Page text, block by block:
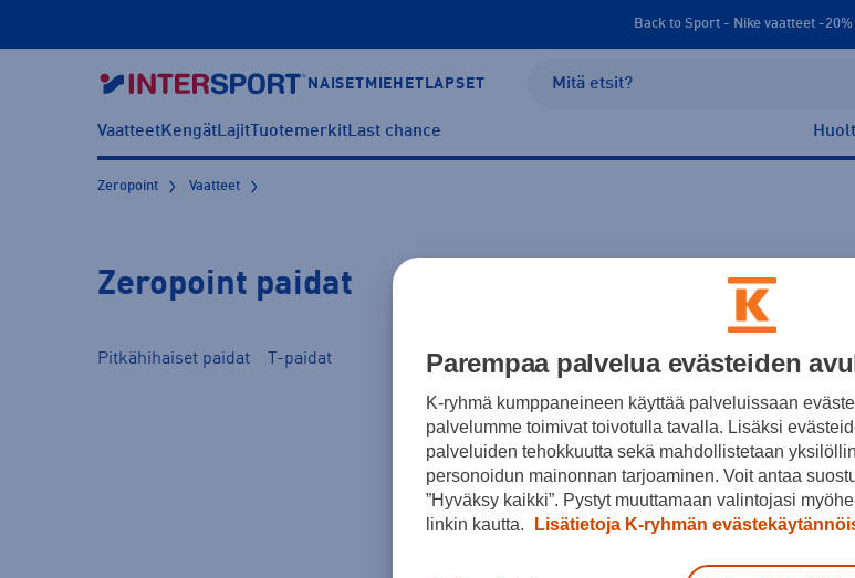
Back to Sport - Nike vaatteet -20%
NAISET MIEHET LAPSET
VaatteetKengätLajitTuotemerkitLast chance
Zeropoint Vaatteet
Zeropoint paidat
Pitkähihaiset paidat T-paidat
Ei tuotteita.
Parempaa palvelua evästeiden
K-ryhmä kumppaneineen käyttää palveluissaan
palvelumme toimivat toivotulla tavalla. Lisäksi
palveluiden tehokkuutta sekä mahdollistetaan
personoidun mainonnan tarjoaminen. Voit antaa
”Hyväksy kaikki”. Pystyt muuttamaan valintojasi
linkin kautta.
Lisätietoja K-ryhmän